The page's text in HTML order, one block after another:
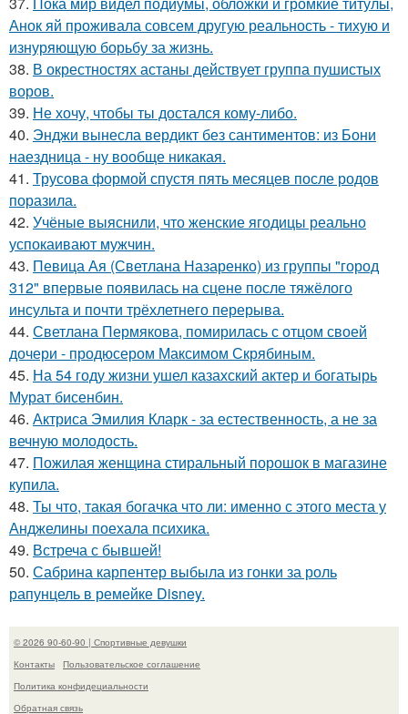
Анок яй проживала совсем другую реальность - тихую и
изнуряющую борьбу за жизнь.
38. В окрестностях астаны действует группа пушистых
воров.
39. Не хочу, чтобы ты достался кому-либо.
40. Энджи вынесла вердикт без сантиментов: из Бони
наездница - ну вообще никакая.
41. Трусова формой спустя пять месяцев после родов
поразила.
42. Учёные выяснили, что женские ягодицы реально
успокаивают мужчин.
43. Певица Ая (Светлана Назаренко) из группы "город
312" впервые появилась на сцене после тяжёлого
инсульта и почти трёхлетнего перерыва.
44. Светлана Пермякова, помирилась с отцом своей
дочери - продюсером Максимом Скрябиным.
45. На 54 году жизни ушел казахский актер и богатырь
Мурат бисенбин.
46. Актриса Эмилия Кларк - за естественность, а не за
вечную молодость.
47. Пожилая женщина стиральный порошок в магазине
купила.
48. Ты что, такая богачка что ли: именно с этого места у
Анджелины поехала психика.
49. Встреча с бывшей!
50. Сабрина карпентер выбыла из гонки за роль
рапунцель в ремейке Disney.
© 2026 90-60-90 | Спортивные девушки
Контакты
Пользовательское соглашение
Политика конфидециальности
Обратная связь